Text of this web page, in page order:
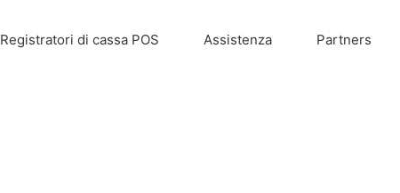
Registratori di cassa POS Assistenza Partners